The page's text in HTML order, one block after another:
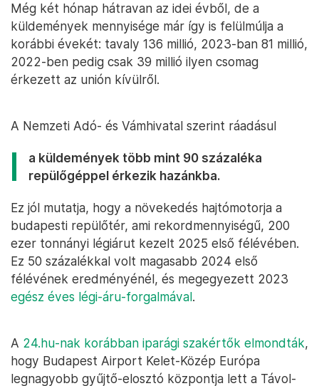
Még két hónap hátravan az idei évből, de a
küldemények mennyisége már így is felülmúlja a
korábbi évekét: tavaly 136 millió, 2023-ban 81 millió,
2022-ben pedig csak 39 millió ilyen csomag
érkezett az unión kívülről.
A Nemzeti Adó- és Vámhivatal szerint ráadásul
a küldemények több mint 90 százaléka
repülőgéppel érkezik hazánkba.
Ez jól mutatja, hogy a növekedés hajtómotorja a
budapesti repülőtér, ami rekordmennyiségű, 200
ezer tonnányi légiárut kezelt 2025 első félévében.
Ez 50 százalékkal volt magasabb 2024 első
félévének eredményénél, és megegyezett 2023
egész éves légi-áru-forgalmával.
A 24.hu-nak korábban iparági szakértők elmondták,
hogy Budapest Airport Kelet-Közép Európa
legnagyobb gyűjtő-elosztó központja lett a Távol-